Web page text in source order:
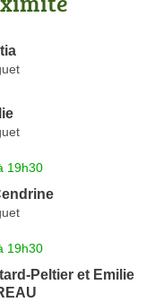
19h30
19h30
Peltier et Emilie